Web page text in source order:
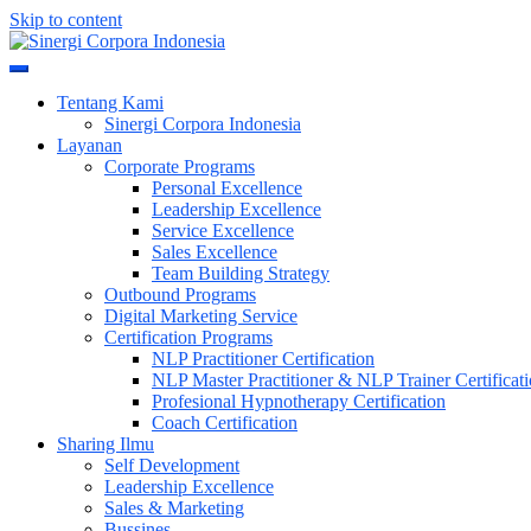
Skip to content
Sinergi Corpora Indonesia
Tentang Kami
Sinergi Corpora Indonesia
Layanan
Corporate Programs
Personal Excellence
Leadership Excellence
Service Excellence
Sales Excellence
Team Building Strategy
Outbound Programs
Digital Marketing Service
Certification Programs
NLP Practitioner Certification
NLP Master Practitioner & NLP Trainer
Profesional Hypnotherapy Certification
Coach Certification
Sharing Ilmu
Self Development
Leadership Excellence
Sales & Marketing